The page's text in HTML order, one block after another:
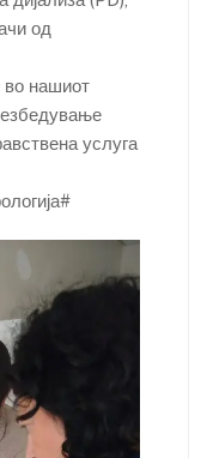
p
n
од
нашиот
услуга